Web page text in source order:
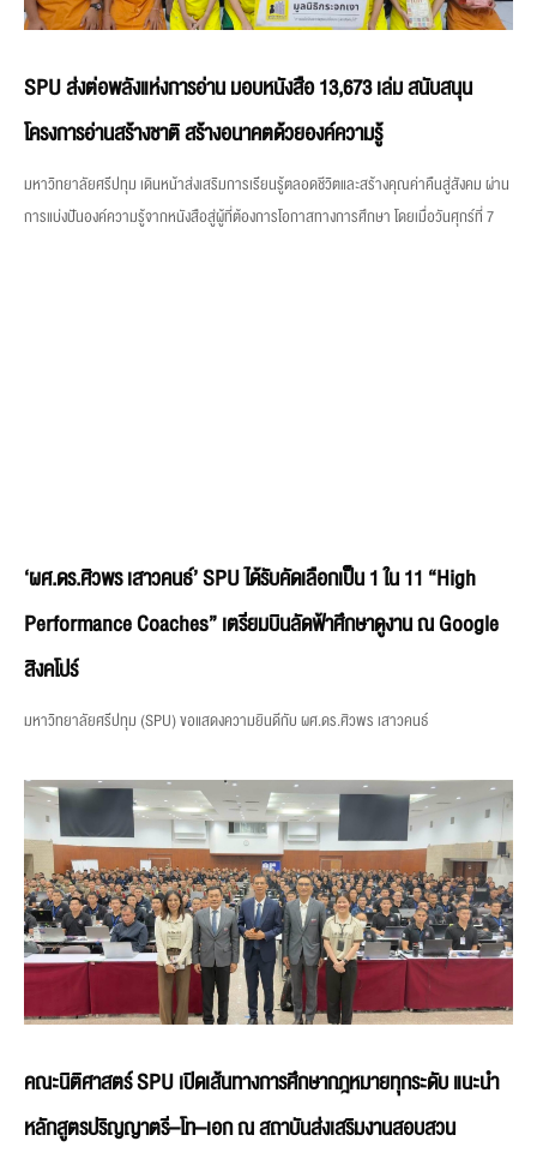
SPU ส่งต่อพลังแห่งการอ่าน มอบหนังสือ 13,673 เล่ม สนับสนุน
โครงการอ่านสร้างชาติ สร้างอนาคตด้วยองค์ความรู้
มหาวิทยาลัยศรีปทุม เดินหน้าส่งเสริมการเรียนรู้ตลอดชีวิตและสร้างคุณค่าคืนสู่สังคม ผ่าน
การแบ่งปันองค์ความรู้จากหนังสือสู่ผู้ที่ต้องการโอกาสทางการศึกษา โดยเมื่อวันศุกร์ที่ 7
‘ผศ.ดร.ศิวพร เสาวคนธ์’ SPU ได้รับคัดเลือกเป็น 1 ใน 11 “High
Performance Coaches” เตรียมบินลัดฟ้าศึกษาดูงาน ณ Google
สิงคโปร์
มหาวิทยาลัยศรีปทุม (SPU) ขอแสดงความยินดีกับ ผศ.ดร.ศิวพร เสาวคนธ์
คณะนิติศาสตร์ SPU เปิดเส้นทางการศึกษากฎหมายทุกระดับ แนะนำ
หลักสูตรปริญญาตรี–โท–เอก ณ สถาบันส่งเสริมงานสอบสวน